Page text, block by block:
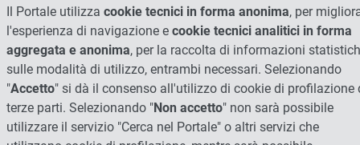
Il Portale utilizza cookie tecnici in forma anonima, per
l'esperienza di navigazione e cookie tecnici analitici in forma
aggregata e anonima, per la raccolta di informazioni
sulle modalità di utilizzo, entrambi necessari. Selezionando
"Accetto" si dà il consenso all'utilizzo di cookie di profilazione
terze parti. Selezionando "Non accetto" non sarà possibile
utilizzare il servizio "Cerca nel Portale" o altri servizi che